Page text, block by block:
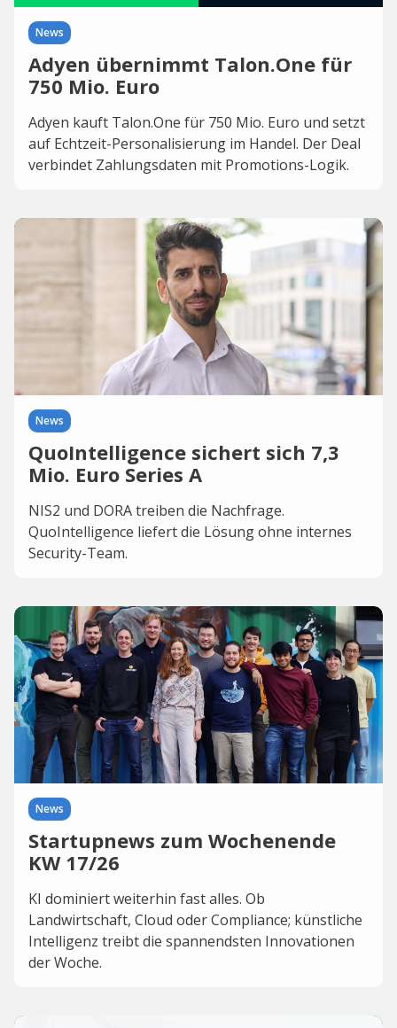
News
Adyen übernimmt Talon.One für
750 Mio. Euro
Adyen kauft Talon.One für 750 Mio. Euro und setzt
auf Echtzeit-Personalisierung im Handel. Der Deal
verbindet Zahlungsdaten mit Promotions-Logik.
News
QuoIntelligence sichert sich 7,3
Mio. Euro Series A
NIS2 und DORA treiben die Nachfrage.
QuoIntelligence liefert die Lösung ohne internes
Security-Team.
News
Startupnews zum Wochenende
KW 17/26
KI dominiert weiterhin fast alles. Ob
Landwirtschaft, Cloud oder Compliance; künstliche
Intelligenz treibt die spannendsten Innovationen
der Woche.